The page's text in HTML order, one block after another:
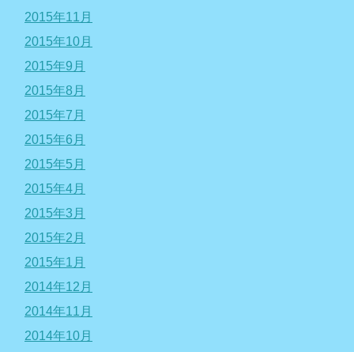
2015年11月
2015年10月
2015年9月
2015年8月
2015年7月
2015年6月
2015年5月
2015年4月
2015年3月
2015年2月
2015年1月
2014年12月
2014年11月
2014年10月